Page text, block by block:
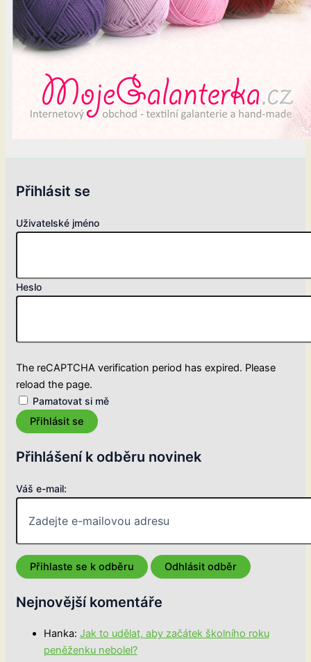
Přihlásit se
Uživatelské jméno
Heslo
The reCAPTCHA verification period has expired. Please
reload the page.
Pamatovat si mě
Přihlásit se
Přihlášení k odběru novinek
Váš e-mail:
Nejnovější komentáře
Hanka: Jak to udělat, aby začátek školního roku
peněženku nebolel?